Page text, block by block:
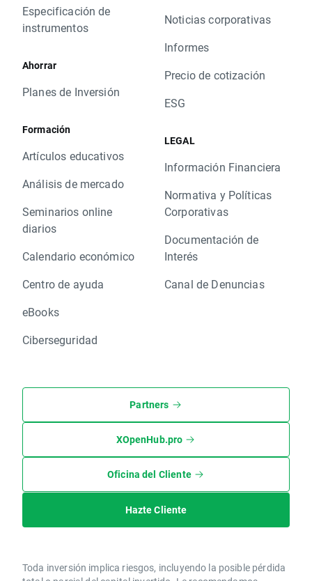
Especificación de
instrumentos
Ahorrar
Planes de Inversión
Formación
Artículos educativos
Análisis de mercado
Seminarios online
diarios
Calendario económico
Centro de ayuda
eBooks
Ciberseguridad
Noticias corporativas
Informes
Precio de cotización
ESG
LEGAL
Información Financiera
Normativa y Políticas
Corporativas
Documentación de
Interés
Canal de Denuncias
Partners
XOpenHub.pro
Oficina del Cliente
Hazte Cliente
Toda inversión implica riesgos, incluyendo la posible pérdida